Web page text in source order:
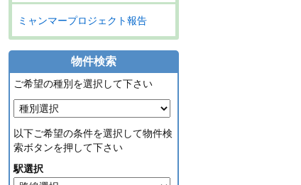
ミャンマープロジェクト報告
物件検索
ご希望の種別を選択して下さい
以下ご希望の条件を選択して物件検
索ボタンを押して下さい
駅選択